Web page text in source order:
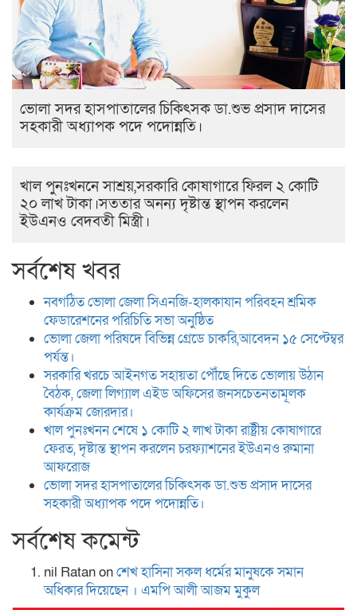
ভোলা সদর হাসপাতালের চিকিৎসক ডা.শুভ প্রসাদ দাসের
সহকারী অধ্যাপক পদে পদোন্নতি।
খাল পুনঃখননে সাশ্রয়,সরকারি কোষাগারে ফিরল ২ কোটি
২০ লাখ টাকা।সততার অনন্য দৃষ্টান্ত স্থাপন করলেন
ইউএনও বেদবতী মিস্ত্রী।
সর্বশেষ খবর
নবগঠিত ভোলা জেলা সিএনজি-হালকাযান পরিবহন শ্রমিক
ফেডারেশনের পরিচিতি সভা অনুষ্ঠিত
ভোলা জেলা পরিষদে বিভিন্ন গ্রেডে চাকরি,আবেদন ১৫ সেপ্টেম্বর
পর্যন্ত।
সরকারি খরচে আইনগত সহায়তা পৌঁছে দিতে ভোলায় উঠান
বৈঠক, জেলা লিগ্যাল এইড অফিসের জনসচেতনতামূলক
কার্যক্রম জোরদার।
খাল পুনঃখনন শেষে ১ কোটি ২ লাখ টাকা রাষ্ট্রীয় কোষাগারে
ফেরত, দৃষ্টান্ত স্থাপন করলেন চরফ্যাশনের ইউএনও রুমানা
আফরোজ
ভোলা সদর হাসপাতালের চিকিৎসক ডা.শুভ প্রসাদ দাসের
সহকারী অধ্যাপক পদে পদোন্নতি।
সর্বশেষ কমেন্ট
nil Ratanonশেখ হা‌সিনা সকল ধ‌র্মের মানু‌ষকে সমান
অ‌ধিকার দি‌য়ে‌ছেন । এম‌পি আলী আজম মুকুল